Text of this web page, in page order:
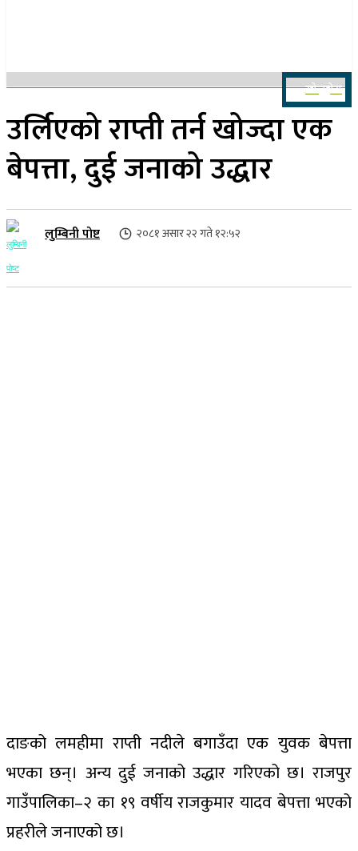
खोज्नुहोस
उर्लिएको राप्ती तर्न खोज्दा एक
बेपत्ता, दुई जनाको उद्धार
लुम्बिनी पोष्ट २०८१ असार २२ गते १२:५२
दाङको लमहीमा राप्ती नदीले बगाउँदा एक युवक बेपत्ता
भएका छन्। अन्य दुई जनाको उद्धार गरिएको छ। राजपुर
गाउँपालिका–२ का १९ वर्षीय राजकुमार यादव बेपत्ता भएको
प्रहरीले जनाएको छ।